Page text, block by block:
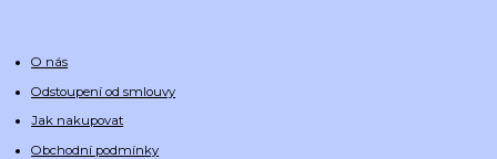
O nás
Odstoupení od smlouvy
Jak nakupovat
Obchodní podmínky